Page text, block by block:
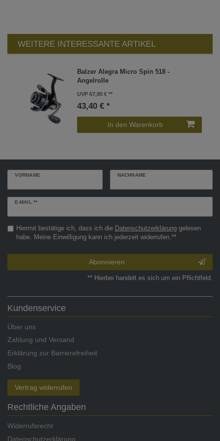
WEITERE INTERESSANTE ARTIKEL
Balzer Alegra Micro Spin 518 -
Angelrolle
UVP 67,90 €
43,40 € *
In den Warenkorb
VORNAME NACHNAME
E-MAIL **
Newsletter
Hiermit bestätige ich, dass ich die Daten­schutz­erklärunggelesen
habe. Meine Einwilligung kann ich jederzeit widerrufen.**
Abonnieren
** Hierbei handelt es sich um ein Pflichtfeld.
Kundenservice
Über uns
Zahlung und Versand
Erklärung zur Barrierefreiheit
Blog
Vertrag widerrufen
Rechtliche Angaben
Widerrufsrecht
Datenschutzerklärung